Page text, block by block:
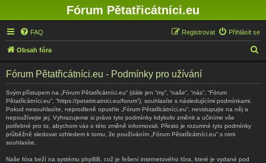
Fórum Pětatřicátníci.eu
FAQ Přihlásit se
Registrovat
Obsah fóra
Fórum Pětatřicátníci.eu - Podmínky pro užívání
Svým přístupem na „Fórum Pětatřicátníci.eu“ (dále jen “my”, “naše”, “nás”, “Fórum
Pětatřicátníci.eu”, “https://petatricatnici.eu/forum”), souhlasíte s následujícími podmínkami.
Pokud nesouhlasíte, neprodleně opusťte „Fórum Pětatřicátníci.eu“, nevstupujte na něj a
nepoužívejte jej. Vyhrazujeme si právo tyto podmínky kdykoliv změnit a učiníme vše
potřebné pro to, abychom vás o této změně informovali. Přesto je rozumné tyto podmínky
průběžně sledovat vzhledem k tomu, že používáním „Fórum Pětatřicátníci.eu“ s nimi
souhlasíte.
Naše fóra beží na systému phpBB, což je řešení internetového fóra, které je vydané pod